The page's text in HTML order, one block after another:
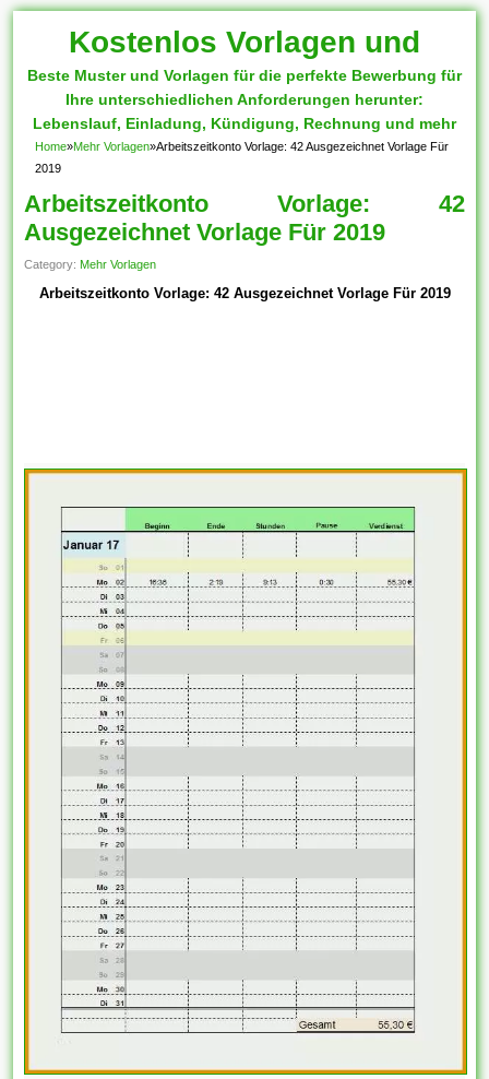
Kostenlos Vorlagen und
Muster
Beste Muster und Vorlagen für die perfekte Bewerbung für
Ihre unterschiedlichen Anforderungen herunter:
Lebenslauf, Einladung, Kündigung, Rechnung und mehr
Home»Mehr Vorlagen»Arbeitszeitkonto Vorlage: 42 Ausgezeichnet Vorlage Für
2019
Arbeitszeitkonto Vorlage: 42
Ausgezeichnet Vorlage Für 2019
Category: Mehr Vorlagen
Arbeitszeitkonto Vorlage: 42 Ausgezeichnet Vorlage Für 2019